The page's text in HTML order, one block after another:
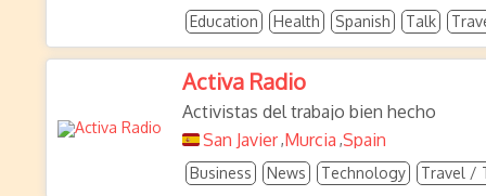
Education Health Spanish Talk
Activa Radio
Activistas del trabajo bien hecho
San Javier,Murcia ,Spain
Business News Technology Travel /